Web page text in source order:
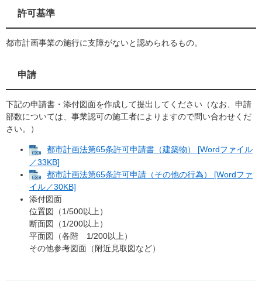
許可基準
都市計画事業の施行に支障がないと認められるもの。
申請
下記の申請書・添付図面を作成して提出してください（なお、申請
部数については、事業認可の施工者によりますので問い合わせくだ
さい。）
都市計画法第65条許可申請書（建築物） [Wordファイル
／33KB]
都市計画法第65条許可申請（その他の行為） [Wordファ
イル／30KB]
添付図面
位置図（1/500以上）
断面図（1/200以上）
平面図（各階 1/200以上）
その他参考図面（附近見取図など）